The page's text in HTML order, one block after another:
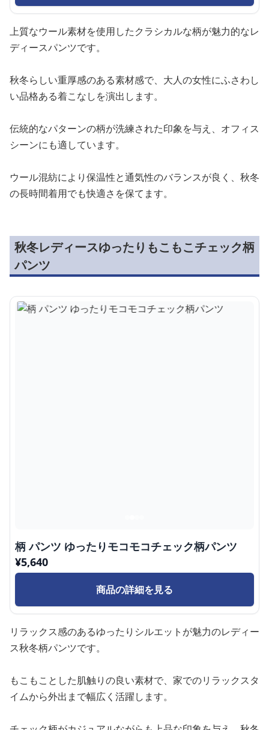
上質なウール素材を使用したクラシカルな柄が魅力的なレ
ディースパンツです。
秋冬らしい重厚感のある素材感で、大人の女性にふさわし
い品格ある着こなしを演出します。
伝統的なパターンの柄が洗練された印象を与え、オフィス
シーンにも適しています。
ウール混紡により保温性と通気性のバランスが良く、秋冬
の長時間着用でも快適さを保てます。
秋冬レディースゆったりもこもこチェック柄
パンツ
柄 パンツ ゆったりモコモコチェック柄パンツ
¥5,640
商品の詳細を見る
リラックス感のあるゆったりシルエットが魅力のレディー
ス秋冬柄パンツです。
もこもことした肌触りの良い素材で、家でのリラックスタ
イムから外出まで幅広く活躍します。